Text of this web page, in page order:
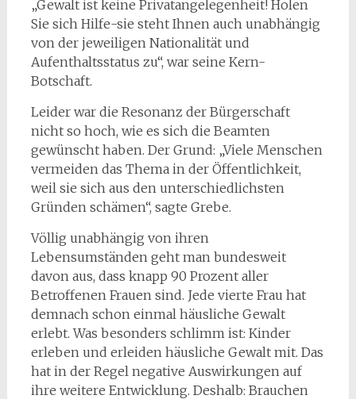
„Gewalt ist keine Privatangelegenheit! Holen
Sie sich Hilfe-sie steht Ihnen auch unabhängig
von der jeweiligen Nationalität und
Aufenthaltsstatus zu“, war seine Kern-
Botschaft.
Leider war die Resonanz der Bürgerschaft
nicht so hoch, wie es sich die Beamten
gewünscht haben. Der Grund: „Viele Menschen
vermeiden das Thema in der Öffentlichkeit,
weil sie sich aus den unterschiedlichsten
Gründen schämen“, sagte Grebe.
Völlig unabhängig von ihren
Lebensumständen geht man bundesweit
davon aus, dass knapp 90 Prozent aller
Betroffenen Frauen sind. Jede vierte Frau hat
demnach schon einmal häusliche Gewalt
erlebt. Was besonders schlimm ist: Kinder
erleben und erleiden häusliche Gewalt mit. Das
hat in der Regel negative Auswirkungen auf
ihre weitere Entwicklung. Deshalb: Brauchen